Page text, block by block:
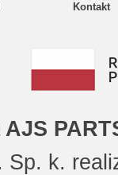
Kontakt
k.